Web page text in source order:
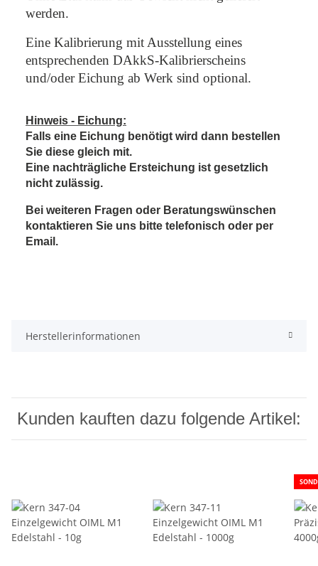
werden.
Eine Kalibrierung mit Ausstellung eines
entsprechenden DAkkS-Kalibrierscheins
und/oder Eichung ab Werk sind optional.
Hinweis - Eichung:
Falls eine Eichung benötigt wird dann bestellen
Sie diese gleich mit.
Eine nachträgliche Ersteichung ist gesetzlich
nicht zulässig.
Bei weiteren Fragen oder Beratungswünschen
kontaktieren Sie uns bitte telefonisch oder per
Email.
Herstellerinformationen
Kunden kauften dazu folgende Artikel: